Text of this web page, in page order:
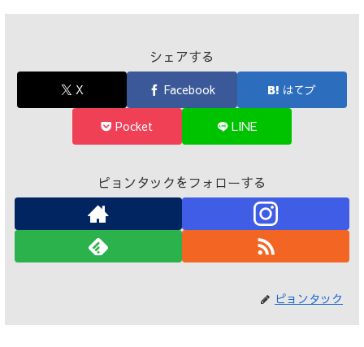
シェアする
X Facebook はてブ
Pocket LINE
ピョンタックをフォローする
ピョンタック